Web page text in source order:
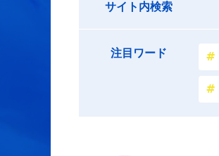
サイト内検索
注目ワード